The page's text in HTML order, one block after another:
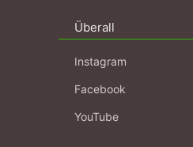
Überall
Instagram
Facebook
YouTube